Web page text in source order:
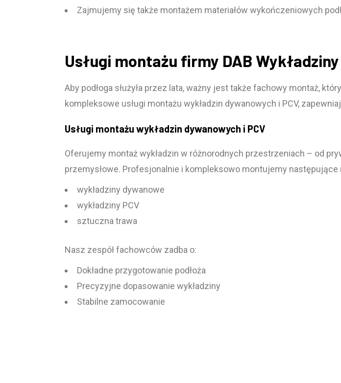
Zajmujemy się także montażem materiałów wykończeniowych
Usługi montażu firmy DAB
Aby podłoga służyła przez lata, ważny jest także fachowy montaż,
kompleksowe usługi montażu wykładzin dywanowych i PCV,
Usługi montażu wykładzin dywanowych i PCV
Oferujemy montaż wykładzin w różnorodnych przestrzeniach – od
przemysłowe. Profesjonalnie i kompleksowo montujemy
wykładziny dywanowe
wykładziny PCV
sztuczna trawa
Nasz zespół fachowców zadba o:
Dokładne przygotowanie podłoża
Precyzyjne dopasowanie wykładziny
Stabilne zamocowanie